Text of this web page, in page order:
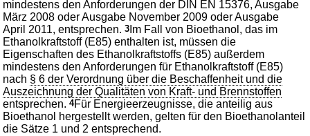
mindestens den Anforderungen der DIN EN 15376, Ausgabe
März 2008 oder Ausgabe November 2009 oder Ausgabe
April 2011, entsprechen.3 Im Fall von Bioethanol, das im
Ethanolkraftstoff (E85) enthalten ist, müssen die
Eigenschaften des Ethanolkraftstoffs (E85) außerdem
mindestens den Anforderungen für Ethanolkraftstoff (E85)
nach § 6 der Verordnung über die Beschaffenheit und die
Auszeichnung der Qualitäten von Kraft- und Brennstoffen
entsprechen.4Für Energieerzeugnisse, die anteilig aus
Bioethanol hergestellt werden, gelten für den Bioethanolanteil
die Sätze 1 und 2 entsprechend.